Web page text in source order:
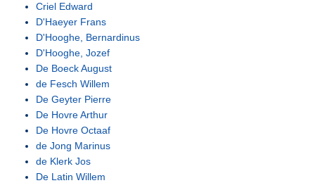
Criel Edward
D'Haeyer Frans
D'Hooghe, Bernardinus
D'Hooghe, Jozef
De Boeck August
de Fesch Willem
De Geyter Pierre
De Hovre Arthur
De Hovre Octaaf
de Jong Marinus
de Klerk Jos
De Latin Willem